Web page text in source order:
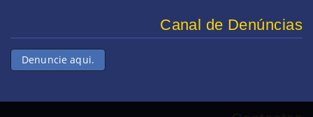
Canal de Denúncias
Denuncie aqui.